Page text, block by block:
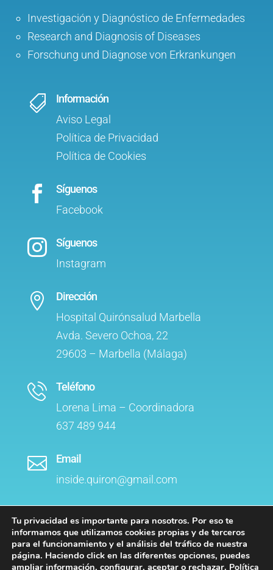
Investigación y Diagnóstico de Enfermedades
Research and Diagnosis of Diseases
Forschung und Diagnose von Erkrankungen

Información
Aviso Legal
Política de Privacidad
Política de Cookies

Síguenos
Facebook

Síguenos
Instagram

Dirección
Hospital Quirónsalud Marbella
Avda. Severo Ochoa, 22
29603 – Marbella (Málaga)
Teléfono
Lorena Lima – Coordinadora
637 489 944

Email
inside.quiron@gmail.com
Tu privacidad es importante para nosotros. Por eso te
informamos que utilizamos cookies propias y de terceros
para el funcionamiento y el análisis del tráfico de nuestra
página. Haciendo click en las diferentes opciones, puedes
ampliar información, configurar, aceptar o rechazar. Política